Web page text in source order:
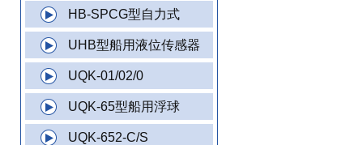
HB-SPCG型自力式
UHB型船用液位传感器
UQK-01/02/0
UQK-65型船用浮球
UQK-652-C/S